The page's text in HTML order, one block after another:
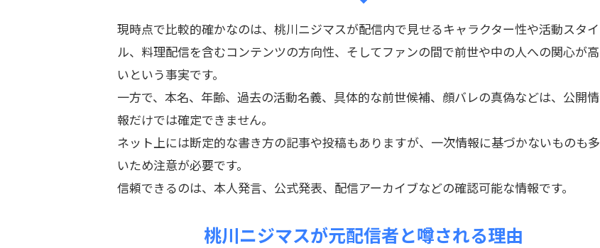
現時点で比較的確かなのは、桃川ニジマスが配信内で見せるキャラクター性や活動スタイ
ル、料理配信を含むコンテンツの方向性、そしてファンの間で前世や中の人への関心が高
いという事実です。
一方で、本名、年齢、過去の活動名義、具体的な前世候補、顔バレの真偽などは、公開情
報だけでは確定できません。
ネット上には断定的な書き方の記事や投稿もありますが、一次情報に基づかないものも多
いため注意が必要です。
信頼できるのは、本人発言、公式発表、配信アーカイブなどの確認可能な情報です。
桃川ニジマスが元配信者と噂される理由